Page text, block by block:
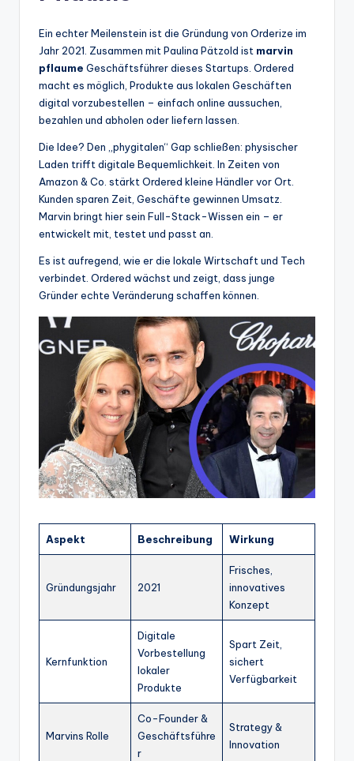
Ein echter Meilenstein ist die Gründung von Orderize im
Jahr 2021. Zusammen mit Paulina Pätzold ist marvin
pflaume Geschäftsführer dieses Startups. Ordered
macht es möglich, Produkte aus lokalen Geschäften
digital vorzubestellen – einfach online aussuchen,
bezahlen und abholen oder liefern lassen.
Die Idee? Den „phygitalen“ Gap schließen: physischer
Laden trifft digitale Bequemlichkeit. In Zeiten von
Amazon & Co. stärkt Ordered kleine Händler vor Ort.
Kunden sparen Zeit, Geschäfte gewinnen Umsatz.
Marvin bringt hier sein Full-Stack-Wissen ein – er
entwickelt mit, testet und passt an.
Es ist aufregend, wie er die lokale Wirtschaft und Tech
verbindet. Ordered wächst und zeigt, dass junge
Gründer echte Veränderung schaffen können.
Aspekt Beschreibung Wirkung
Gründungsjahr 2021
Frisches,
innovatives
Konzept
Kernfunktion
Digitale
Vorbestellung
lokaler
Produkte
Spart Zeit,
sichert
Verfügbarkeit
Marvins Rolle
Co-Founder &
Geschäftsführe
r
Strategy &
Innovation